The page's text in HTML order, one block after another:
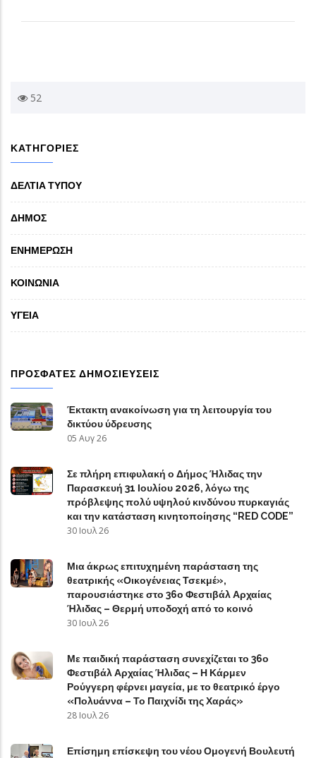
52
ΚΑΤΗΓΟΡΙΕΣ
ΔΕΛΤΙΑ ΤΥΠΟΥ
ΔΗΜΟΣ
ΕΝΗΜΕΡΩΣΗ
ΚΟΙΝΩΝΙΑ
ΥΓΕΙΑ
ΠΡΟΣΦΑΤΕΣ ΔΗΜΟΣΙΕΥΣΕΙΣ
Έκτακτη ανακοίνωση για τη λειτουργία του
δικτύου ύδρευσης
05 Αυγ 26
Σε πλήρη επιφυλακή ο Δήμος Ήλιδας την
Παρασκευή 31 Ιουλίου 2026, λόγω της
πρόβλεψης πολύ υψηλού κινδύνου πυρκαγιάς
και την κατάσταση κινητοποίησης “RED CODE”
30 Ιουλ 26
Μια άκρως επιτυχημένη παράσταση της
θεατρικής «Οικογένειας Τσεκμέ»,
παρουσιάστηκε στο 36ο Φεστιβάλ Αρχαίας
Ήλιδας – Θερμή υποδοχή από το κοινό
30 Ιουλ 26
Με παιδική παράσταση συνεχίζεται το 36ο
Φεστιβάλ Αρχαίας Ήλιδας – Η Κάρμεν
Ρούγγερη φέρνει μαγεία, με το θεατρικό έργο
«Πολυάννα – Το Παιχνίδι της Χαράς»
28 Ιουλ 26
Επίσημη επίσκεψη του νέου Ομογενή Βουλευτή